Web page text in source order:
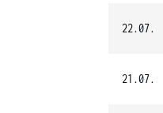
22.07.
21.07.